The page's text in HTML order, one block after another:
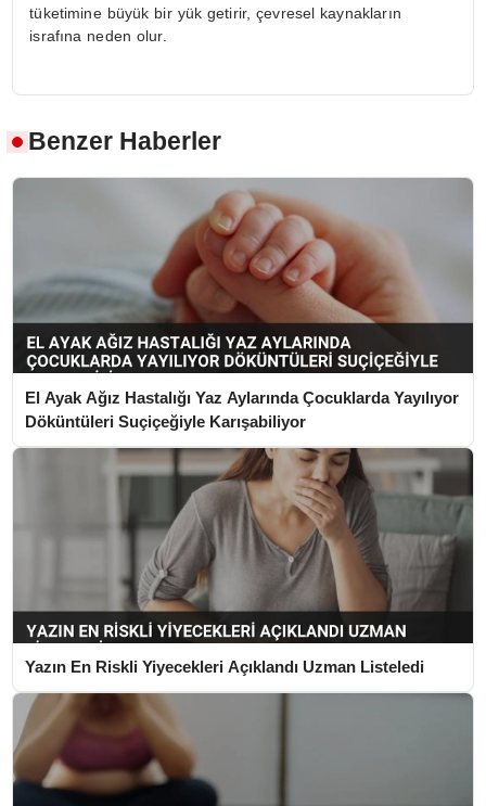
tüketimine büyük bir yük getirir, çevresel kaynakların
israfına neden olur.
Benzer Haberler
El Ayak Ağız Hastalığı Yaz Aylarında Çocuklarda Yayılıyor
Döküntüleri Suçiçeğiyle Karışabiliyor
Yazın En Riskli Yiyecekleri Açıklandı Uzman Listeledi